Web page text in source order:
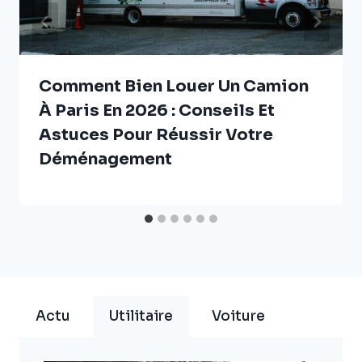
Comment Bien Louer Un Camion
À Paris En 2026 : Conseils Et
Astuces Pour Réussir Votre
Déménagement
Actu Utilitaire Voiture